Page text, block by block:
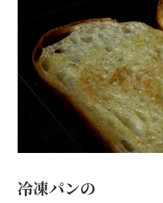
冷凍パンの